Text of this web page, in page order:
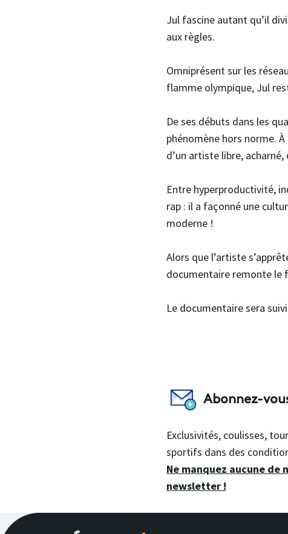
Jul fascine autant qu’il
aux règles.
Omniprésent sur les
flamme olympique, Jul
De ses débuts dans les
phénomène hors norme.
d’un artiste libre,
Entre hyperproductivité,
rap : il a façonné une
moderne !
Alors que l’artiste
documentaire remonte le
Le documentaire sera
Abonnez-
Exclusivités, coulisses,
sportifs dans des
Ne manquez aucune
newsletter !